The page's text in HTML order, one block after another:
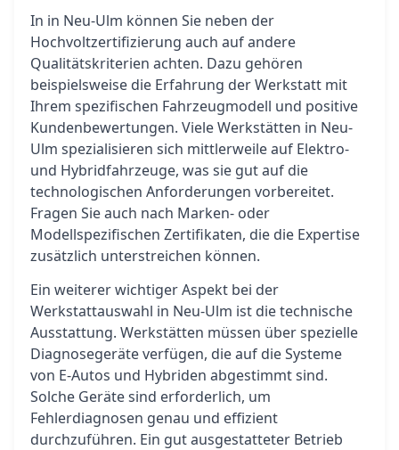
In in Neu-Ulm können Sie neben der
Hochvoltzertifizierung auch auf andere
Qualitätskriterien achten. Dazu gehören
beispielsweise die Erfahrung der Werkstatt mit
Ihrem spezifischen Fahrzeugmodell und positive
Kundenbewertungen. Viele Werkstätten in Neu-
Ulm spezialisieren sich mittlerweile auf Elektro-
und Hybridfahrzeuge, was sie gut auf die
technologischen Anforderungen vorbereitet.
Fragen Sie auch nach Marken- oder
Modellspezifischen Zertifikaten, die die Expertise
zusätzlich unterstreichen können.
Ein weiterer wichtiger Aspekt bei der
Werkstattauswahl in Neu-Ulm ist die technische
Ausstattung. Werkstätten müssen über spezielle
Diagnosegeräte verfügen, die auf die Systeme
von E-Autos und Hybriden abgestimmt sind.
Solche Geräte sind erforderlich, um
Fehlerdiagnosen genau und effizient
durchzuführen. Ein gut ausgestatteter Betrieb